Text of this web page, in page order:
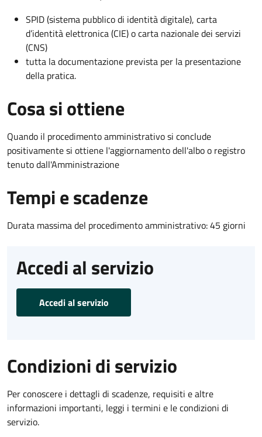
SPID (sistema pubblico di identità digitale), carta
d’identità elettronica (CIE) o carta nazionale dei servizi
(CNS)
tutta la documentazione prevista per la presentazione
della pratica.
Cosa si ottiene
Quando il procedimento amministrativo si conclude
positivamente si ottiene l'aggiornamento dell'albo o registro
tenuto dall'Amministrazione
Tempi e scadenze
Durata massima del procedimento amministrativo: 45 giorni
Accedi al servizio
Accedi al servizio
Condizioni di servizio
Per conoscere i dettagli di scadenze, requisiti e altre
informazioni importanti, leggi i termini e le condizioni di
servizio.